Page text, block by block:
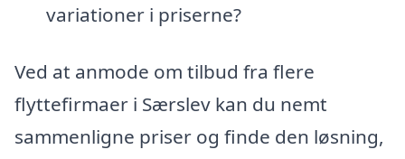
variationer i priserne?
Ved at anmode om tilbud fra flere
flyttefirmaer i Særslev kan du nemt
sammenligne priser og finde den løsning,